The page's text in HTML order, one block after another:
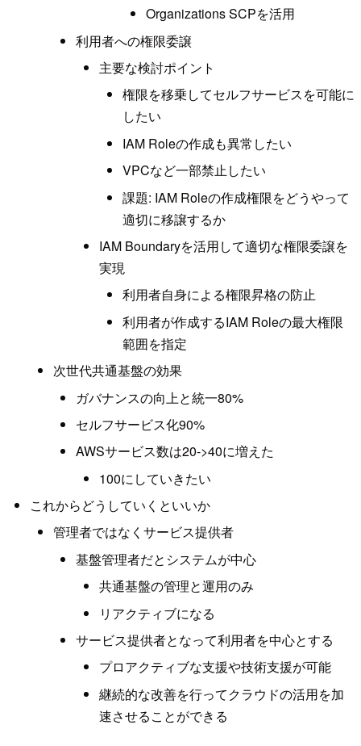
Organizations SCPを活用
利用者への権限委譲
主要な検討ポイント
権限を移乗してセルフサービスを可能に
したい
IAM Roleの作成も異常したい
VPCなど一部禁止したい
課題: IAM Roleの作成権限をどうやって
適切に移譲するか
IAM Boundaryを活用して適切な権限委譲を
実現
利用者自身による権限昇格の防止
利用者が作成するIAM Roleの最大権限
範囲を指定
次世代共通基盤の効果
ガバナンスの向上と統一80%
セルフサービス化90%
AWSサービス数は20->40に増えた
100にしていきたい
これからどうしていくといいか
管理者ではなくサービス提供者
基盤管理者だとシステムが中心
共通基盤の管理と運用のみ
リアクティブになる
サービス提供者となって利用者を中心とする
プロアクティブな支援や技術支援が可能
継続的な改善を行ってクラウドの活用を加
速させることができる